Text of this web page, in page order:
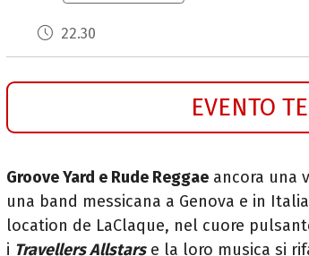
22.30
EVENTO
Groove Yard e Rude Reggae ancora una
una band messicana a Genova e in
location de LaClaque, nel cuore
i Travellers Allstarse la loro musica si